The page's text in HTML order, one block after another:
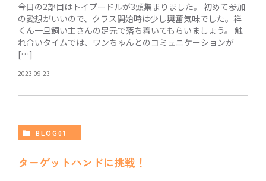
今日の2部目はトイプードルが3頭集まりました。 初めて参加
の愛想がいいので、クラス開始時は少し興奮気味でした。祥
くん一旦飼い主さんの足元で落ち着いてもらいましょう。 触
れ合いタイムでは、ワンちゃんとのコミュニケーションが
[…]
2023.09.23
BLOG01
ターゲットハンドに挑戦！